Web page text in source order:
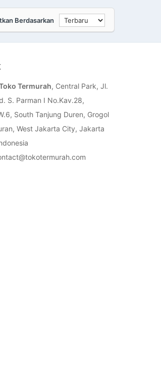
Berdasarkan
Termurah, Central Park, Jl.
S. Parman I No.Kav.28,
South Tanjung Duren, Grogol
West Jakarta City, Jakarta